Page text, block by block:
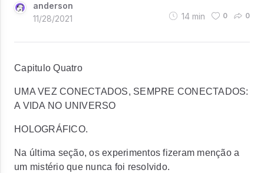
anderson
11/28/2021
14 min 0 0
Capitulo Quatro
UMA VEZ CONECTADOS, SEMPRE CONECTADOS:
A VIDA NO UNIVERSO
HOLOGRÁFICO.
Na última seção, os experimentos fizeram menção a
um mistério que nunca foi resolvido.